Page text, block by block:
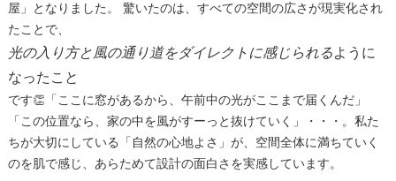
屋」となりました。 驚いたのは、すべての空間の広さが現実化され
たことで、
光の入り方と風の通り道をダイレクトに感じられるように
なったこと
です👏「ここに窓があるから、午前中の光がここまで届くんだ」
「この位置なら、家の中を風がすーっと抜けていく」・・・。私た
ちが大切にしている「自然の心地よさ」が、空間全体に満ちていく
のを肌で感じ、あらためて設計の面白さを実感しています。